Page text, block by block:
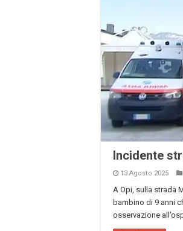
Incidente
13 Agosto 2025
A Opi, sulla strada
bambino di 9 anni
osservazione